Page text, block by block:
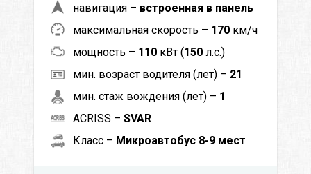
навигация – встроенная в панель
максимальная скорость – 170 км/ч
мощность – 110 кВт (150 л.с.)
мин. возраст водителя (лет) – 21
мин. стаж вождения (лет) – 1
ACRISS – SVAR
Класс – Микроавтобус 8-9 мест